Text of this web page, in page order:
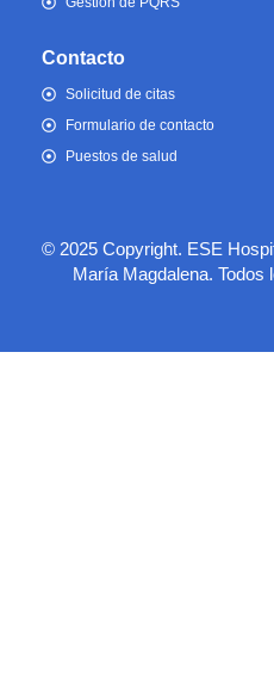
Contacto
Solicitud de citas
Formulario de contacto
Puestos de salud
© 2025 Copyright. ESE
María Magdalena.